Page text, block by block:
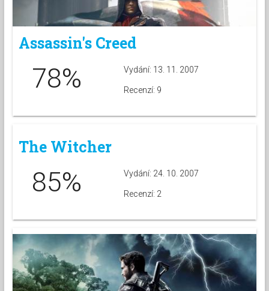
Assassin's Creed
78% Vydání: 13. 11. 2007
Recenzí: 9
The Witcher
85% Vydání: 24. 10. 2007
Recenzí: 2